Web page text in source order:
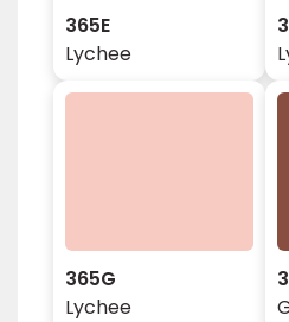
365E
Lychee
365G
Lychee